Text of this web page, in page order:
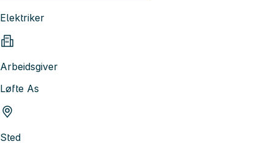
Elektriker
Arbeidsgiver
Løfte As
Sted